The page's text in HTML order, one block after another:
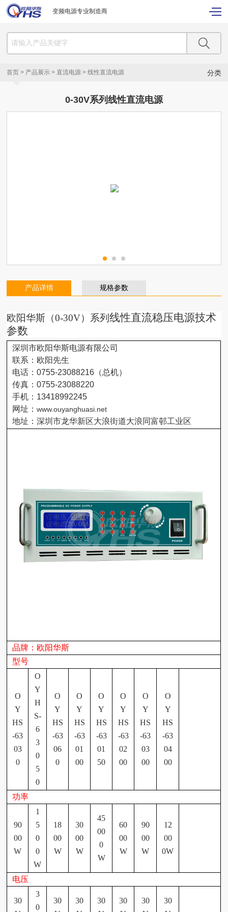
变频电源专业制造商
分类
首页 > 产品展示 >直流电源 >线性直流电源
0-30V系列线性直流电源
产品详情 规格参数
欧阳华斯（0-30V）系列线性直流稳压电源技术
参数
深圳市欧阳华斯电源有限公司
联系：欧阳先生
电话：0755-23088216 （总机）
传真：0755-23088220
手机： 13418992245
网址：www.ouyanghuasi.net
地址：深圳市龙华新区大浪街道大浪同富邨工业区
品牌：欧阳华斯
型号
O
Y
HS
-63
03
0
O
Y
H
S-
6
3
0
5
0
O
Y
HS
-63
06
0
O
Y
HS
-63
01
00
O
Y
HS
-63
01
50
O
Y
HS
-63
02
00
O
Y
HS
-63
03
00
O
Y
HS
-63
04
00
功率
90
00
W
1
5
0
0
W
18
00
W
30
00
W
45
00
0
W
60
00
W
90
00
W
12
00
0W
电压
30
3
0
30
30
30
30
30
30